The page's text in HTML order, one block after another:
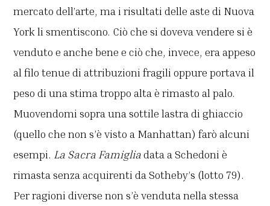
mercato dell’arte, ma i risultati delle aste di Nuova
York li smentiscono. Ciò che si doveva vendere si è
venduto e anche bene e ciò che, invece, era appeso
al filo tenue di attribuzioni fragili oppure portava il
peso di una stima troppo alta è rimasto al palo.
Muovendomi sopra una sottile lastra di ghiaccio
(quello che non s’è visto a Manhattan) farò alcuni
esempi. La Sacra Famigliadata a Schedoni è
rimasta senza acquirenti da Sotheby’s (lotto 79).
Per ragioni diverse non s’è venduta nella stessa